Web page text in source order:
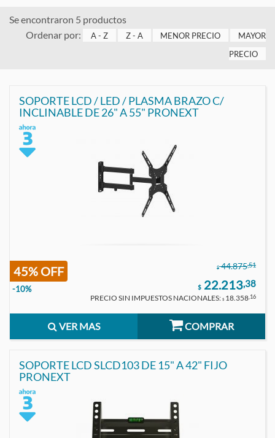
Se encontraron 5 productos
Ordenar por:
A - Z Z - A MENOR PRECIO
MAYOR
PRECIO
SOPORTE LCD / LED / PLASMA BRAZO C/
INCLINABLE DE 26" A 55" PRONEXT
$ 44.875,51
45% OFF
-10% $ 22.213,38
PRECIO SIN IMPUESTOS NACIONALES: $ 18.358,16
VER MAS COMPRAR
SOPORTE LCD SLCD103 DE 15" A 42" FIJO
PRONEXT